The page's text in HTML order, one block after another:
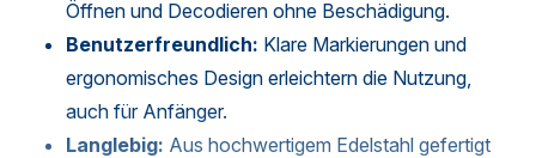
Öffnen und Decodieren ohne Beschädigung.
Benutzerfreundlich: Klare Markierungen und
ergonomisches Design erleichtern die Nutzung,
auch für Anfänger.
Langlebig: Aus hochwertigem Edelstahl gefertigt